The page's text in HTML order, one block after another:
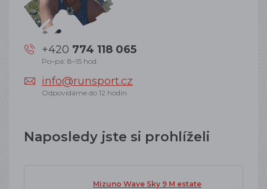
+420 774 118 065
Po–pá: 8–15 hod.
info@runsport.cz
Odpovídáme do 12 hodin
Naposledy jste si prohlíželi
Mizuno Wave Sky 9 M estate